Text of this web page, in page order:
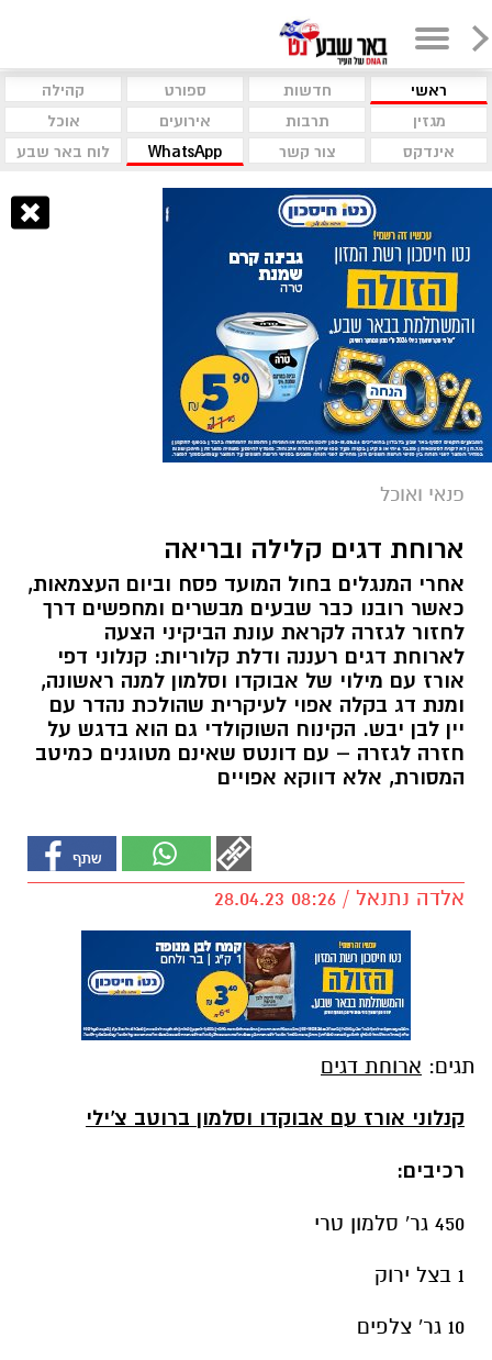
ראשי חדשות ספורט
קהילה
מגזין
תרבות אירועים
אוכל
אינדקס
צור קשר WhatsApp לוח באר שבע
פנאי ואוכל
ארוחת דגים קלילה ובריאה
אחרי המנגלים בחול המועד פסח וביום העצמאות,
כאשר רובנו כבר שבעים מבשרים ומחפשים דרך
לחזור לגזרה לקראת עונת הביקיני הצעה
לארוחת דגים רעננה ודלת קלוריות: קנלוני דפי
אורז עם מילוי של אבוקדו וסלמון למנה ראשונה,
ומנת דג בקלה אפוי לעיקרית שהולכת נהדר עם
יין לבן יבש. הקינוח השוקולדי גם הוא בדגש על
חזרה לגזרה – עם דונטס שאינם מטוגנים כמיטב
המסורת, אלא דווקא אפויים
אלדה נתנאל / 08:26 28.04.23
תגים: ארוחת דגים
קנלוני אורז עם אבוקדו וסלמון ברוטב צ'ילי
רכיבים:
450 גר' סלמון טרי
1 בצל ירוק
10 גר' צלפים